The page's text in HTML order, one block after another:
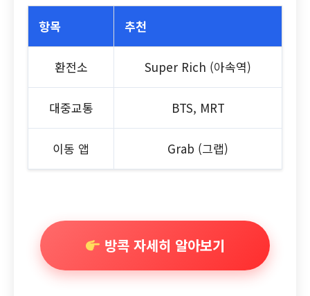
항목 추천
환전소 Super Rich (아속역)
대중교통 BTS, MRT
이동 앱 Grab (그랩)
방콕 자세히 알아보기